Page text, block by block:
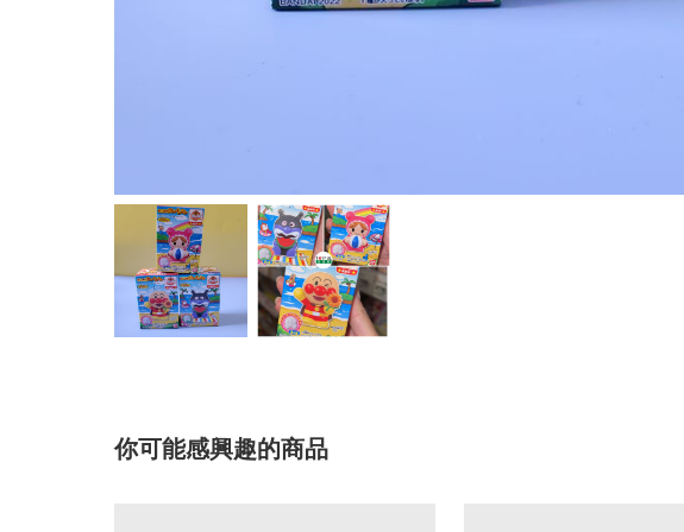
你可能感興趣的商品